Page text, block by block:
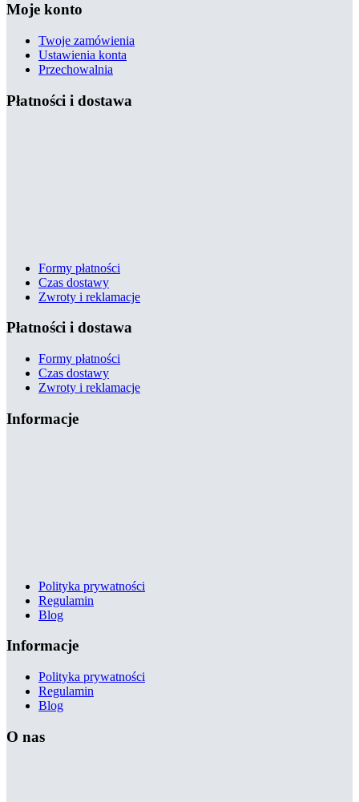
Moje konto
Twoje zamówienia
Ustawienia konta
Przechowalnia
Płatności i dostawa
Formy płatności
Czas dostawy
Zwroty i reklamacje
Płatności i dostawa
Formy płatności
Czas dostawy
Zwroty i reklamacje
Informacje
Polityka prywatności
Regulamin
Blog
Informacje
Polityka prywatności
Regulamin
Blog
O nas